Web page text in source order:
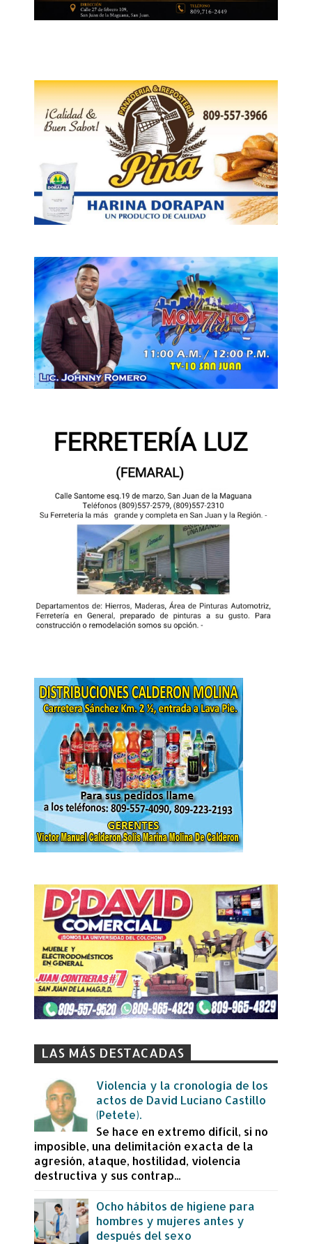
LAS MÁS DESTACADAS
Violencia y la cronología de los
actos de David Luciano Castillo
(Petete).
Se hace en extremo difícil, si no
imposible, una delimitación exacta de la
agresión, ataque, hostilidad, violencia
destructiva y sus contrap...
Ocho hábitos de higiene para
hombres y mujeres antes y
después del sexo